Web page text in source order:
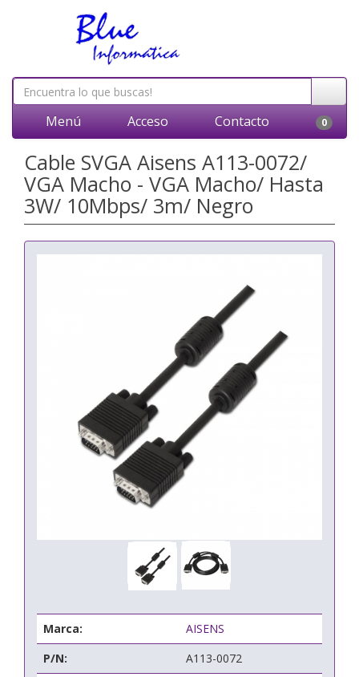
Menú Acceso Contacto 0
Cable SVGA Aisens A113-0072/
VGA Macho - VGA Macho/ Hasta
3W/ 10Mbps/ 3m/ Negro
Marca:
AISENS
P/N:
A113-0072